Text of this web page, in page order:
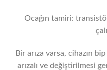
Ocağın tamiri:
Bir arıza varsa, cihazın
arızalı ve değiştirilmesi